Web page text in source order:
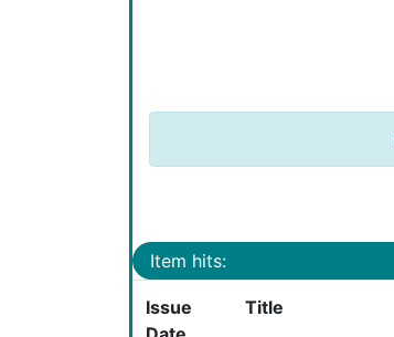
Item hits:
Issue
Title